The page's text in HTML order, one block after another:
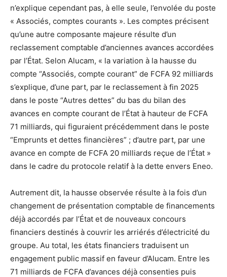
n’explique cependant pas, à elle seule, l’envolée du poste
« Associés, comptes courants ». Les comptes précisent
qu’une autre composante majeure résulte d’un
reclassement comptable d’anciennes avances accordées
par l’État. Selon Alucam, « la variation à la hausse du
compte “Associés, compte courant” de FCFA 92 milliards
s’explique, d’une part, par le reclassement à fin 2025
dans le poste “Autres dettes” du bas du bilan des
avances en compte courant de l’État à hauteur de FCFA
71 milliards, qui figuraient précédemment dans le poste
“Emprunts et dettes financières” ; d’autre part, par une
avance en compte de FCFA 20 milliards reçue de l’État »
dans le cadre du protocole relatif à la dette envers Eneo.
Autrement dit, la hausse observée résulte à la fois d’un
changement de présentation comptable de financements
déjà accordés par l’État et de nouveaux concours
financiers destinés à couvrir les arriérés d’électricité du
groupe. Au total, les états financiers traduisent un
engagement public massif en faveur d’Alucam. Entre les
71 milliards de FCFA d’avances déjà consenties puis